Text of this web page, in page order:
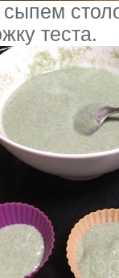
теста.